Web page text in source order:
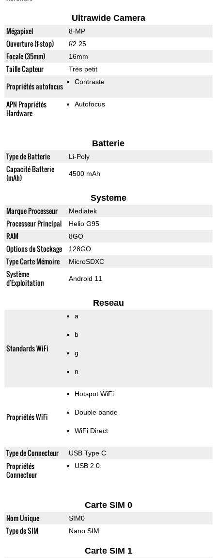
Ultrawide Camera
Mégapixel 8-MP
Ouverture (f-stop) f/2.25
Focale (35mm) 16mm
Taille Capteur Très petit
Propriétés autofocus Contraste
APN Propriétés
Hardware
Autofocus
Batterie
Type de Batterie Li-Poly
Capacité Batterie
(mAh)
4500 mAh
Systeme
Marque Processeur Mediatek
Processeur Principal Helio G95
RAM 8GO
Options de Stockage 128GO
Type Carte Mémoire MicroSDXC
Système
d'Exploitation
Android 11
Reseau
Standards WiFi
a
b
g
n
Propriétés WiFi
Hotspot WiFi
Double bande
WiFi Direct
Type de Connecteur USB Type C
Propriétés
Connecteur
USB 2.0
Carte SIM 0
Nom Unique SIM0
Type de SIM Nano SIM
Carte SIM 1